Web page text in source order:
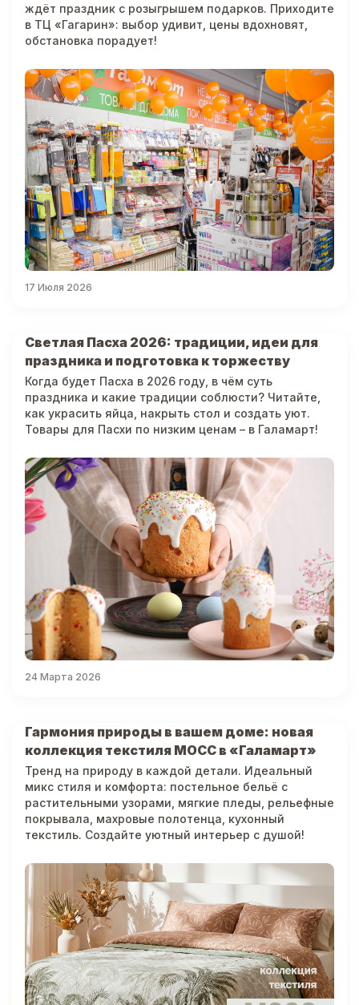
17 Июля 2026
ждёт праздник с розыгрышем подарков. Приходите
в ТЦ «Гагарин»: выбор удивит, цены вдохновят,
обстановка порадует!
24 Марта 2026
Светлая Пасха 2026: традиции, идеи для
праздника и подготовка к торжеству
Когда будет Пасха в 2026 году, в чём суть
праздника и какие традиции соблюсти? Читайте,
как украсить яйца, накрыть стол и создать уют.
Товары для Пасхи по низким ценам – в Галамарт!
Гармония природы в вашем доме: новая
коллекция текстиля МОСС в «Галамарт»
Тренд на природу в каждой детали. Идеальный
микс стиля и комфорта: постельное бельё с
растительными узорами, мягкие пледы, рельефные
покрывала, махровые полотенца, кухонный
текстиль. Создайте уютный интерьер с душой!